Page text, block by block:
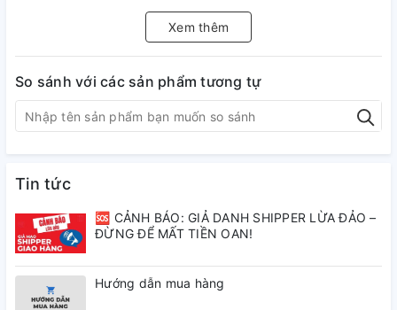
Xem thêm
So sánh với các sản phẩm tương tự
Tin tức
🆘 CẢNH BÁO: GIẢ DANH SHIPPER LỪA ĐẢO –
ĐỪNG ĐỂ MẤT TIỀN OAN!
Hướng dẫn mua hàng